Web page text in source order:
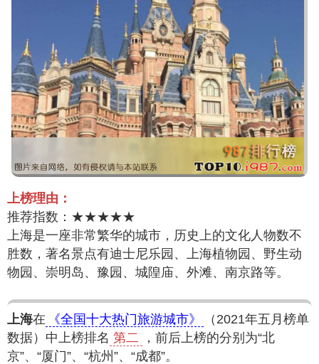
上榜理由：
推荐指数：★★★★★
上海是一座非常繁华的城市，历史上的文化人物数不
胜数，著名景点有迪士尼乐园、上海植物园、野生动
物园、崇明岛、豫园、城隍庙、外滩、南京路等。
上海在 《全国十大热门旅游城市》
（2021年五月榜单
数据）中上榜排名 第二
，前后上榜的分别为“北
京”、“厦门”、“杭州”、“成都”。